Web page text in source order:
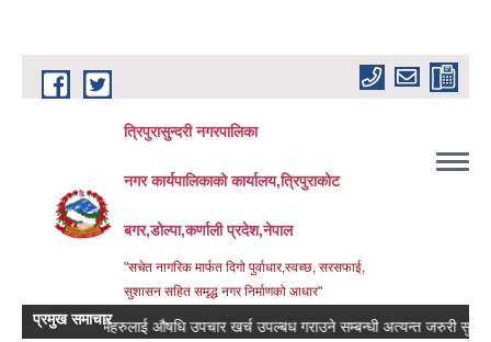
Skip to main content
त्रिपुरासुन्दरी नगरपालिका
नगर कार्यपालिकाको कार्यालय,त्रिपुराकोट
बगर,डोल्पा,कर्णाली प्रदेश,नेपाल
"सचेत नागरिक मार्फत दिगो पुर्वाधार,स्वच्छ, सरसफाई,
सुशासन सहित समृद्ध नगर निर्माणको आधार"
प्रमुख समाचार
बिरामिहरुलाई ‍‌औषधि उपचार खर्च उपल्बध गराउने सम्बन्धी अत्यन्त जरुरी सुचना ।